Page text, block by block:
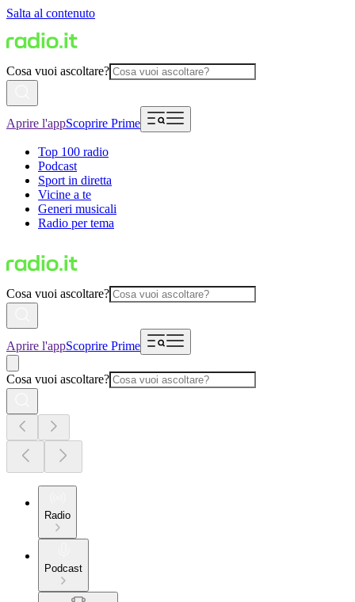
Salta al contenuto
Cosa vuoi ascoltare?
Aprire l'appScoprire Prime
Top 100 radio
Podcast
Sport in diretta
Vicine a te
Generi musicali
Radio per tema
Cosa vuoi ascoltare?
Aprire l'appScoprire Prime
Cosa vuoi ascoltare?
Radio
Podcast